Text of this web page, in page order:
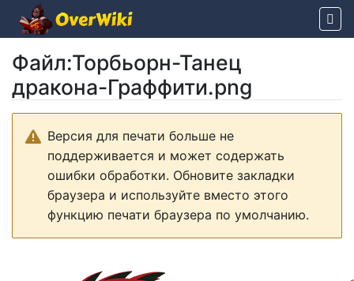
Файл:Торбьорн-Танец
дракона-Граффити.png
Версия для печати больше не
поддерживается и может содержать
ошибки обработки. Обновите закладки
браузера и используйте вместо этого
функцию печати браузера по умолчанию.